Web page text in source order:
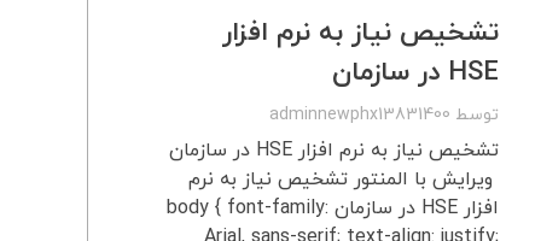
تشخیص نیاز به نرم‌ افزار
HSE در سازمان
توسط adminnewphx13831400
تشخیص نیاز به نرم‌ افزار HSE در سازمان
ویرایش با المنتور تشخیص نیاز به نرم
افزار HSE در سازمان body { font-family: